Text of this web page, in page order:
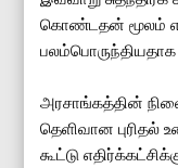
கொண்டதன் மூலம்
அரசாங்கத்தின்
தெளிவான புரிதல்
கூட்டு